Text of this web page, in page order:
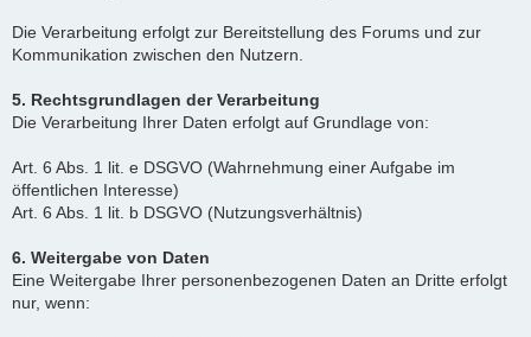
Die Verarbeitung erfolgt zur Bereitstellung des Forums und zur
Kommunikation zwischen den Nutzern.
5. Rechtsgrundlagen der Verarbeitung
Die Verarbeitung Ihrer Daten erfolgt auf Grundlage von:
Art. 6 Abs. 1 lit. e DSGVO (Wahrnehmung einer Aufgabe im
öffentlichen Interesse)
Art. 6 Abs. 1 lit. b DSGVO (Nutzungsverhältnis)
6. Weitergabe von Daten
Eine Weitergabe Ihrer personenbezogenen Daten an Dritte erfolgt
nur, wenn: